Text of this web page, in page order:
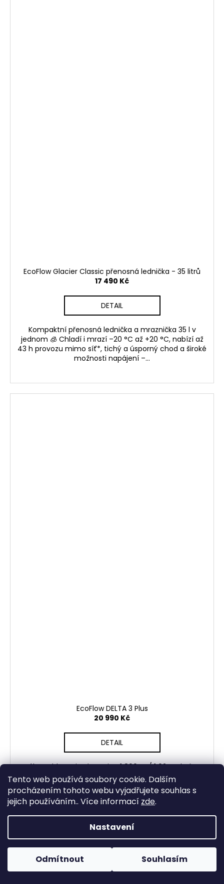
Tento web používá soubory cookie. Dalším
procházením tohoto webu vyjadřujete souhlas s
jejich používáním.. Více informací zde.
Nastavení
Odmítnout Souhlasím
EcoFlow Glacier Classic přenosná lednička - 35 litrů
17 490 Kč
DETAIL
Kompaktní přenosná lednička a mraznička 35 l v
jednom 🧊 Chladí i mrazí –20 °C až +20 °C, nabízí až
43 h provozu mimo síť*, tichý a úsporný chod a široké
možnosti napájení –...
EcoFlow DELTA 3 Plus
20 990 Kč
DETAIL
Výkonná bateriová stanice 1 800 W / 1 024 Wh 🔋 S
technologií X-Boost až 2 400 W, rychlým UPS
přepnutím do 10 ms a LiFePO₄ baterií pro dlouhou
životnost. Ideální domů jako záloha...